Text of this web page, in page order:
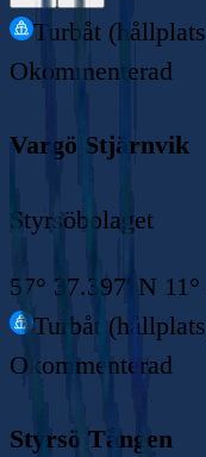
Turbåt
Okommenterad
Vargö Stjärnvik
Styrsöbolaget
57° 37.397' N
Turbåt
Okommenterad
Styrsö Tången